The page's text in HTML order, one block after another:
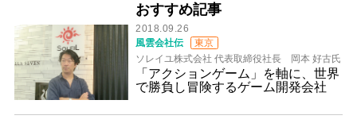
おすすめ記事
2018.09.26
風雲会社伝
東京
ソレイユ株式会社 代表取締役社長 岡本 好古氏
「アクションゲーム」を軸に、世界
で勝負し冒険するゲーム開発会社